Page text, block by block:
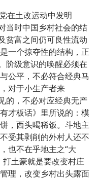
在土改运动中发明
当时中国乡村社会的结
贫富之间仍可良性流动
一个掠夺性的结构，正
阶级意识的唤醒必须在
公平，不必符合经典马
对于小生产者来
的，不必对应经典无产
才板话》里所说的：模
，西头喝稀饭。斗地主
受其剥削的外村人还不
也不在乎地主之“大
土豪就是要改变村庄
理，改变乡村出头露面